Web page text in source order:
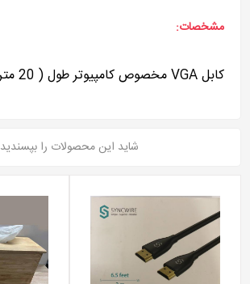
مشخصات:
کابل VGA مخصوص کامپیوتر طول ( 20 متر )
شاید این محصولات را بپسندید